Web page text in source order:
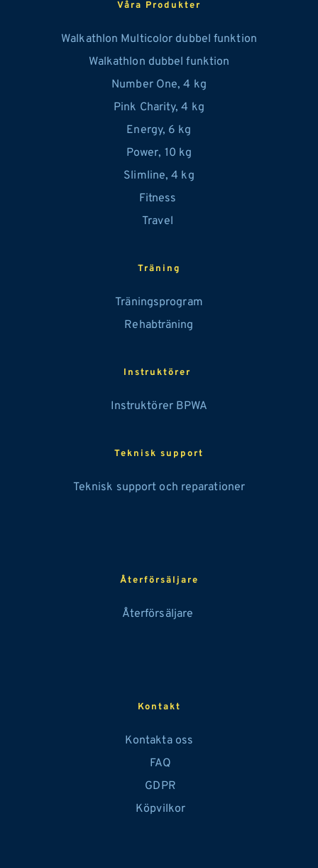
Våra Produkter
Walkathlon Multicolor dubbel funktion
Walkathlon dubbel funktion
Number One, 4 kg
Pink Charity, 4 kg
Energy, 6 kg
Power, 10 kg
Slimline, 4 kg
Fitness
Travel
Träning
Träningsprogram
Rehabträning
Instruktörer
Instruktörer BPWA
Teknisk support
Teknisk support och reparationer
Återförsäljare
Återförsäljare
Kontakt
Kontakta oss
FAQ
GDPR
Köpvilkor